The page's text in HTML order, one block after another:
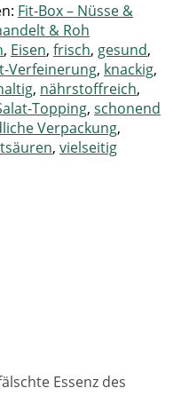
Fit-Box – Nüsse &
& Roh
, Eisen, frisch, gesund,
Verfeinerung, knackig,
, nährstoffreich,
Topping, schonend
Verpackung,
, vielseitig
Essenz des